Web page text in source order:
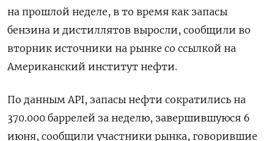
на прошлой неделе, в то время как запасы
бензина и дистиллятов выросли, сообщили во
вторник источники на рынке со ссылкой на
Американский институт нефти.
По данным API, запасы нефти сократились на
370.000 баррелей за неделю, завершившуюся 6
июня, сообщили участники рынка, говорившие